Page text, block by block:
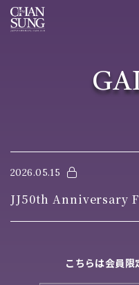
2026.05.15
JJ50th Anniversary
こちらは会員